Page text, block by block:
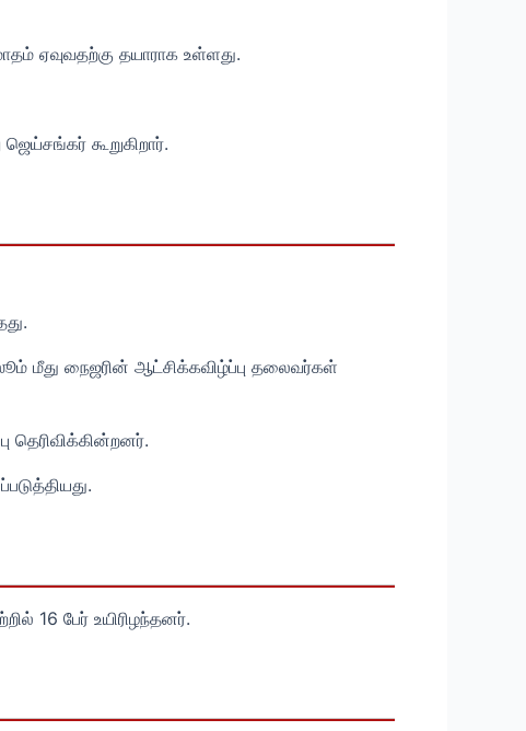
ஏவுவதற்கு தயாராக உள்ளது.
கூறுகிறார்.
மீது நைஜரின் ஆட்சிக்கவிழ்ப்பு தலைவர்கள்
தெரிவிக்கின்றனர்.
16 பேர் உயிரிழந்தனர்.